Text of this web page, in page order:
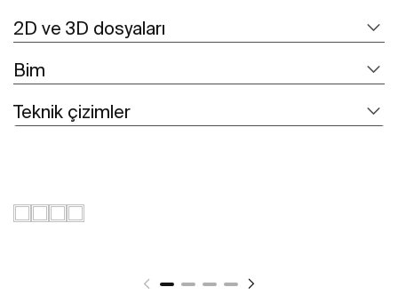
2D ve 3D dosyaları
Bim
Teknik çizimler